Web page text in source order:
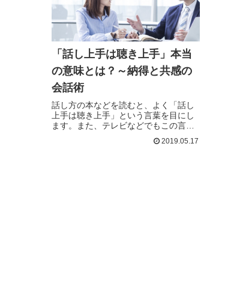
「話し上手は聴き上手」本当
の意味とは？～納得と共感の
会話術
話し方の本などを読むと、よく「話し
上手は聴き上手」という言葉を目にし
ます。また、テレビなどでもこの言葉
2019.05.17